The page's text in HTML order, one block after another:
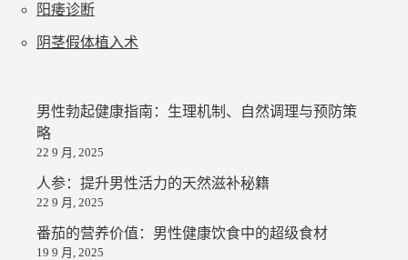
阳痿诊断
阴茎假体植入术
男性勃起健康指南：生理机制、自然调理与预防策
略
22 9 月, 2025
人参：提升男性活力的天然滋补秘籍
22 9 月, 2025
番茄的营养价值：男性健康饮食中的超级食材
19 9 月, 2025